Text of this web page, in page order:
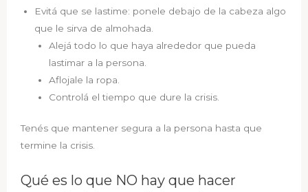
Evitá que se lastime: ponele debajo de la cabeza algo
que le sirva de almohada.
Alejá todo lo que haya alrededor que pueda
lastimar a la persona.
Aflojale la ropa.
Controlá el tiempo que dure la crisis.
Tenés que mantener segura a la persona hasta que
termine la crisis.
Qué es lo que NO hay que hacer